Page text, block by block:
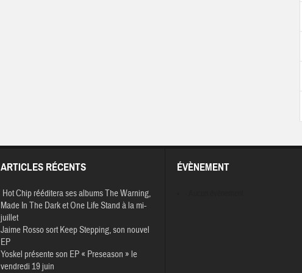
ARTICLES RÉCENTS
Hot Chip rééditera ses albums The Warning,
Made In The Dark et One Life Stand à la mi-
juillet
Jaime Rosso sort Keep Stepping, son nouvel
EP
Yoskel présente son EP « Preseason » le
vendredi 19 juin
ÉVÈNEMENT